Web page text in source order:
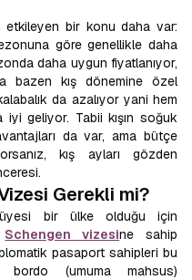
bir konu daha var:
göre genellikle daha
daha uygun fiyatlanıyor,
bazen kış dönemine özel
da azalıyor yani hem
geliyor. Tabii kışın soğuk
da var, ama bütçe
kış ayları gözden
Gerekli mi?
bir ülke olduğu için
Schengen vizesine sahip
pasaport sahipleri bu
bordo (umuma mahsus)